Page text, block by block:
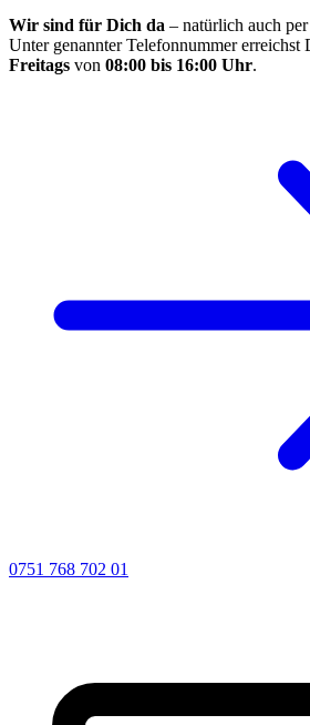
Wir sind für Dich da – natürlich auch
Unter genannter Telefonnummer erreichst
Freitags von 08:00 bis 16:00 Uhr.
0751 768 702 01